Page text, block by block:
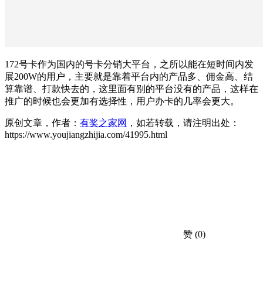
172号卡作为国内的号卡分销大平台，之所以能在短时间内发
展200W的用户，主要就是靠着平台内的产品多、佣金高、结
算靠谱、打款快去的，这里面有别的平台没有的产品，这样在
推广的时候也会更加有选择性，用户办卡的几率会更大。
原创文章，作者： 有奖之家网 ，如若转载，请注明出处：
https://www.youjiangzhijia.com/41995.html
赞 (0)